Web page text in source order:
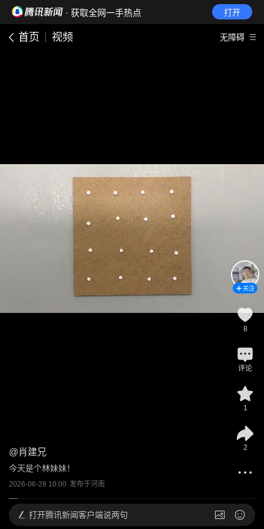
· 获取全网一手热点 打开
首页 视频 无障碍
@肖建兄
今天是个林妹妹！
2026-06-28 10:00 发布于河南
关注
8
评论
1
2
打开腾讯新闻客户端说两句